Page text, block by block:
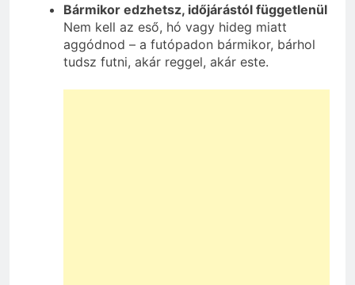
Bármikor edzhetsz, időjárástól függetlenül
Nem kell az eső, hó vagy hideg miatt
aggódnod – a futópadon bármikor, bárhol
tudsz futni, akár reggel, akár este.